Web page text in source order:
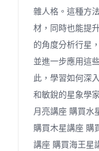
雜人格。這種方
材，同時也能提
的角度分析行星
並進一步應用這
此，學習如何深
和敏銳的星象學
月亮講座 購買水
購買木星講座 購
講座 購買海王星